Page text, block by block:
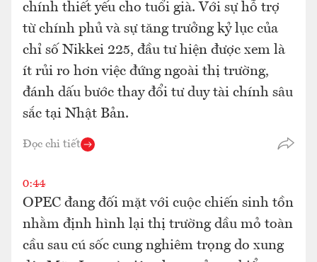
chính thiết yếu cho tuổi già. Với sự hỗ trợ
từ chính phủ và sự tăng trưởng kỷ lục của
chỉ số Nikkei 225, đầu tư hiện được xem là
ít rủi ro hơn việc đứng ngoài thị trường,
đánh dấu bước thay đổi tư duy tài chính sâu
sắc tại Nhật Bản.
Đọc chi tiết
0:44
OPEC đang đối mặt với cuộc chiến sinh tồn
nhằm định hình lại thị trường dầu mỏ toàn
cầu sau cú sốc cung nghiêm trọng do xung